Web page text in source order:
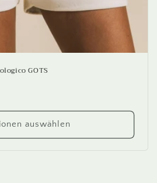
GOTS
auswählen